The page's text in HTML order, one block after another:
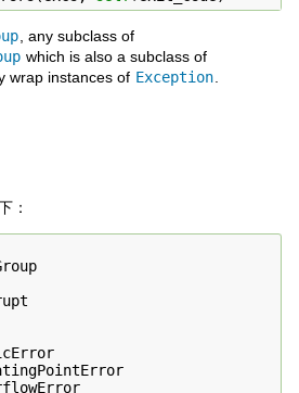
, any subclass of
which is also a subclass of
wrap instances of Exception
：